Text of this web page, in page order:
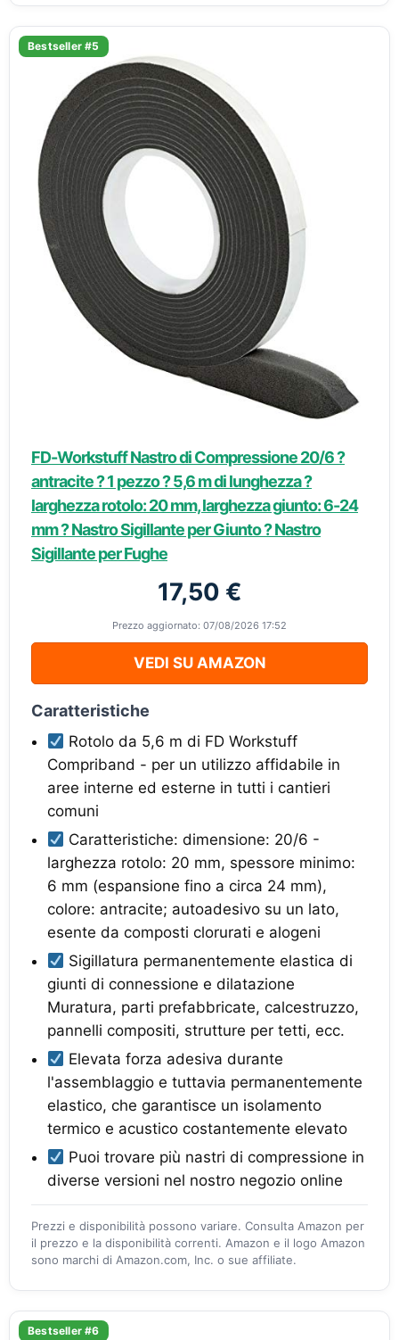
Bestseller #5
FD-Workstuff Nastro di Compressione 20/6 ?
antracite ? 1 pezzo ? 5,6 m di lunghezza ?
larghezza rotolo: 20 mm, larghezza giunto: 6-24
mm ? Nastro Sigillante per Giunto ? Nastro
Sigillante per Fughe
17,50 €
Prezzo aggiornato: 07/08/2026 17:52
VEDI SU AMAZON
Caratteristiche
Rotolo da 5,6 m di FD Workstuff
Compriband - per un utilizzo affidabile in
aree interne ed esterne in tutti i cantieri
comuni
Caratteristiche: dimensione: 20/6 -
larghezza rotolo: 20 mm, spessore minimo:
6 mm (espansione fino a circa 24 mm),
colore: antracite; autoadesivo su un lato,
esente da composti clorurati e alogeni
Sigillatura permanentemente elastica di
giunti di connessione e dilatazione
Muratura, parti prefabbricate, calcestruzzo,
pannelli compositi, strutture per tetti, ecc.
Elevata forza adesiva durante
l'assemblaggio e tuttavia permanentemente
elastico, che garantisce un isolamento
termico e acustico costantemente elevato
Puoi trovare più nastri di compressione in
diverse versioni nel nostro negozio online
Prezzi e disponibilità possono variare. Consulta Amazon per
il prezzo e la disponibilità correnti. Amazon e il logo Amazon
sono marchi di Amazon.com, Inc. o sue affiliate.
Bestseller #6